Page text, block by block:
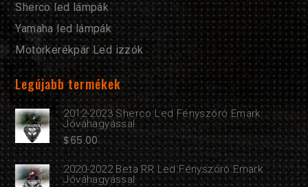
Sherco led lámpák
Yamaha led lámpák
Motorkerékpár Led izzók
Legújabb termékek
2012-2023 Sherco Led Fényszóró Emark
Jóváhagyással
$65.00
2020-2022 Beta RR Led Fényszóró Emark
Jóváhagyással